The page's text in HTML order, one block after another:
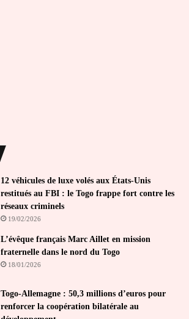
12 véhicules de luxe volés aux États-Unis
restitués au FBI : le Togo frappe fort contre les
réseaux criminels
19/02/2026
L’évêque français Marc Aillet en mission
fraternelle dans le nord du Togo
18/01/2026
Togo-Allemagne : 50,3 millions d’euros pour
renforcer la coopération bilatérale au